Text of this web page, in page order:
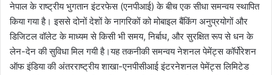
नेपाल के राष्ट्रीय भुगतान इंटरफेस (एनपीआई) के बीच एक सीधा समन्वय स्थापित
किया गया है। इससे दोनों देशों के नागरिकों को मोबाइल बैंकिंग अनुप्रयोगों और
डिजिटल वॉलेट के माध्यम से किसी भी समय, निर्बाध, और सुरक्षित रूप से धन के
लेन-देन की सुविधा मिल गयी है।यह तकनीकी समन्वय नेशनल पेमेंट्स कॉर्पोरेशन
ऑफ इंडिया की अंतरराष्ट्रीय शाखा-एनपीसीआई इंटरनेशनल पेमेंट्स लिमिटेड